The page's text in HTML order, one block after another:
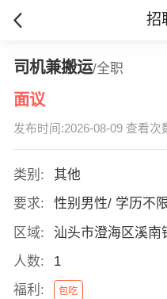
招
司机兼搬运/全职
面议
发布时间:2026-08-09 查看次
类别:
其他
要求:
性别男性/ 学历不
区域:
汕头市澄海区溪南
人数:
1
福利:
包吃